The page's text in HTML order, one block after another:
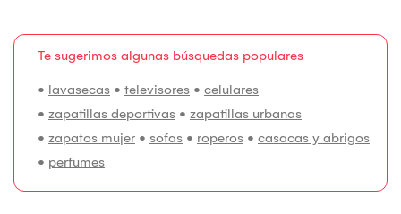
Te sugerimos algunas búsquedas populares
• lavasecas • televisores • celulares
• zapatillas deportivas • zapatillas urbanas
• zapatos mujer • sofas • roperos • casacas y abrigos
• perfumes